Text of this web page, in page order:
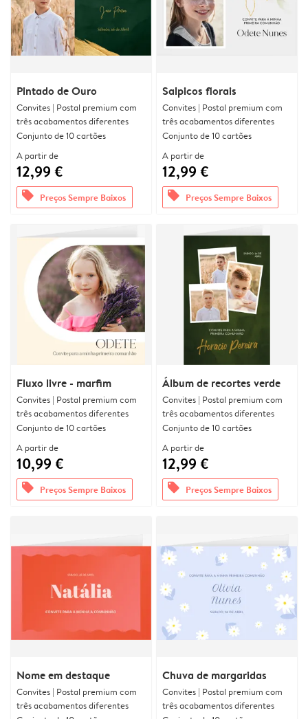
Pintado de Ouro
Convites | Postal premium com
três acabamentos diferentes
Conjunto de 10 cartões
A partir de
12,99 €
offers Preços Sempre Baixos
Salpicos florais
Convites | Postal premium com
três acabamentos diferentes
Conjunto de 10 cartões
A partir de
12,99 €
offers Preços Sempre Baixos
Fluxo livre - marfim
Convites | Postal premium com
três acabamentos diferentes
Conjunto de 10 cartões
A partir de
10,99 €
offers Preços Sempre Baixos
Álbum de recortes verde
Convites | Postal premium com
três acabamentos diferentes
Conjunto de 10 cartões
A partir de
12,99 €
offers Preços Sempre Baixos
Nome em destaque
Convites | Postal premium com
três acabamentos diferentes
Chuva de margaridas
Convites | Postal premium com
três acabamentos diferentes